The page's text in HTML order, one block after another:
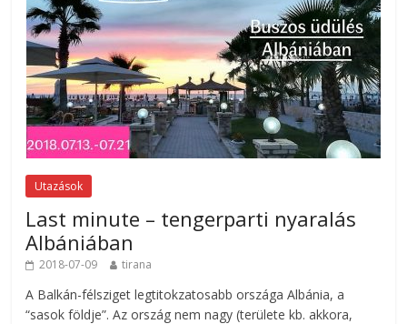
Utazások
Last minute – tengerparti nyaralás
Albániában
2018-07-09 tirana
A Balkán-félsziget legtitokzatosabb országa Albánia, a
“sasok földje”. Az ország nem nagy (területe kb. akkora,